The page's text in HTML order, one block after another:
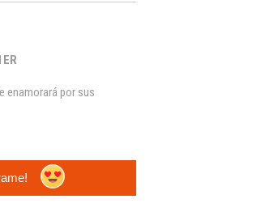
enamorará por sus